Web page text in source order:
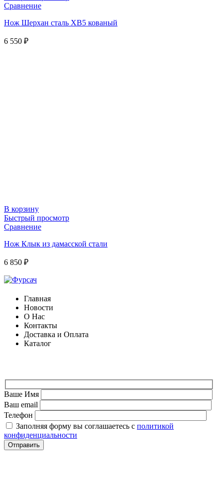
Сравнение
Нож Шерхан сталь ХВ5 кованый
6 550 ₽
В корзину
Быстрый просмотр
Сравнение
Нож Клык из дамасской стали
6 850 ₽
Главная
Новости
О Нас
Контакты
Доставка и Оплата
Каталог
Ваше Имя
Ваш email
Телефон
Заполняя форму вы соглашаетесь с политикой
конфиденциальности